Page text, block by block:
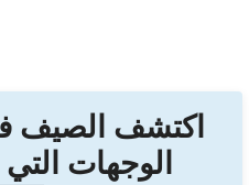
اكتشف الصيف
الوجهات